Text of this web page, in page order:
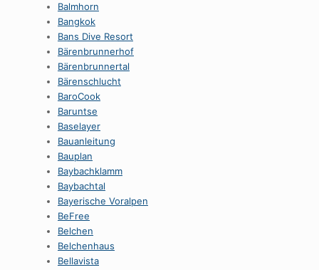
Balmhorn
Bangkok
Bans Dive Resort
Bärenbrunnerhof
Bärenbrunnertal
Bärenschlucht
BaroCook
Baruntse
Baselayer
Bauanleitung
Bauplan
Baybachklamm
Baybachtal
Bayerische Voralpen
BeFree
Belchen
Belchenhaus
Bellavista